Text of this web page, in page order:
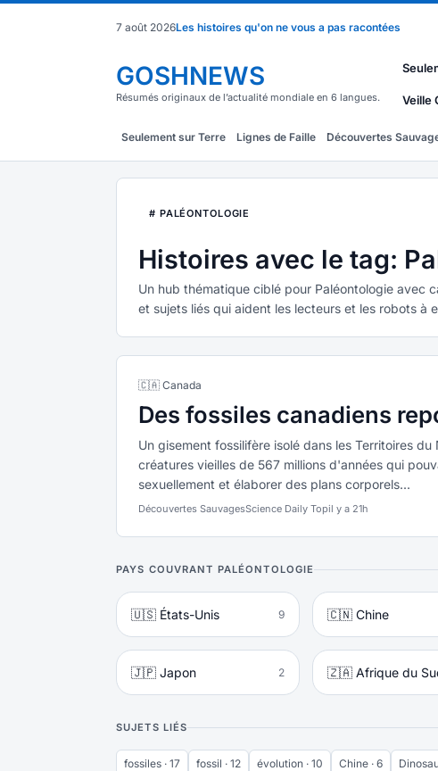
7 août 2026Les histoires qu'on ne vous a pas racontées
GOSHNEWS
Résumés originaux de l’actualité mondiale en 6 langues. Veille
Seulement sur Terre Lignes de Faille Découvertes
# PALÉONTOLOGIE
Histoires avec le tag:
Un hub thématique ciblé pour Paléontologie avec
et sujets liés qui aident les lecteurs et les robots à
🇨🇦 Canada
Des fossiles canadiens
Un gisement fossilifère isolé dans les Territoires
créatures vieilles de 567 millions d'années qui
sexuellement et élaborer des plans corporels...
Découvertes SauvagesScience Daily Topil y a 21h
PAYS COUVRANT PALÉONTOLOGIE
🇺🇸 États-Unis 9 🇨🇳 Chine
🇯🇵 Japon 2 🇿🇦 Afrique du
SUJETS LIÉS
fossiles · 17 fossil · 12 évolution · 10 Chine · 6